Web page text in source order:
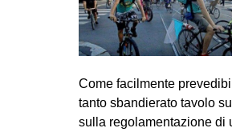
ARTE
CINEMA
MUSICA
RECENSIONI
Come facilmente
tanto sbandierato tavolo
sulla regolamentazione di